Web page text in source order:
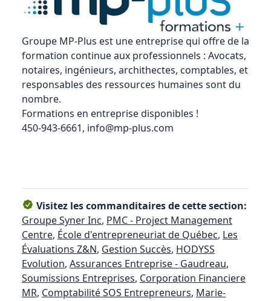
Groupe MP-Plus est une entreprise qui offre de la
formation continue aux professionnels : Avocats,
notaires, ingénieurs, archithectes, comptables, et
responsables des ressources humaines sont du
nombre.
Formations en entreprise disponibles !
450-943-6661, info@mp-plus.com
Visitez les commanditaires de cette section:
Groupe Syner Inc, PMC - Project Management
Centre, École d'entrepreneuriat de Québec, Les
Évaluations Z&N, Gestion Succès, HODYSS
Evolution, Assurances Entreprise - Gaudreau,
Soumissions Entreprises, Corporation Financiere
MR, Comptabilité SOS Entrepreneurs, Marie-